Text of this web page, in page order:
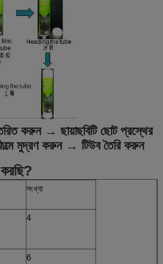
করুন → ছায়াছবিটি ছোট প্রস্থের
মুদ্রণ করুন → টিউব তৈরি করুন
সংখ্যা
4
6